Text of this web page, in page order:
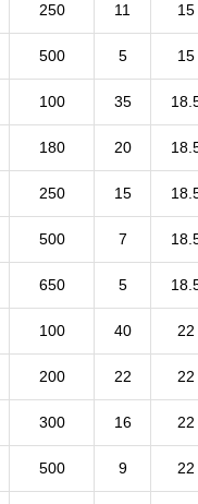
250 11 15
500 5 15
100 35
180 20
250 15
500 7
650 5
100 40 22
200 22 22
300 16 22
500 9 22